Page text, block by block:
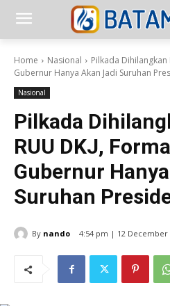
Home Nasional
Pilkada Dihilangkan
Gubernur Hanya Akan Jadi Suruhan
Nasional
Pilkada
RUU DKJ,
Gubernur
Suruhan
By nando 4:54 pm | 12 December